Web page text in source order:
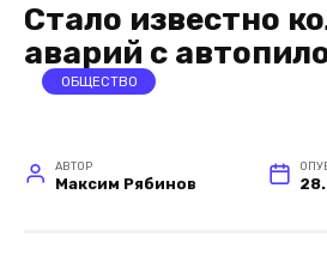
Стало известно
аварий с
ОБЩЕСТВО
АВТОР
Максим Рябинов